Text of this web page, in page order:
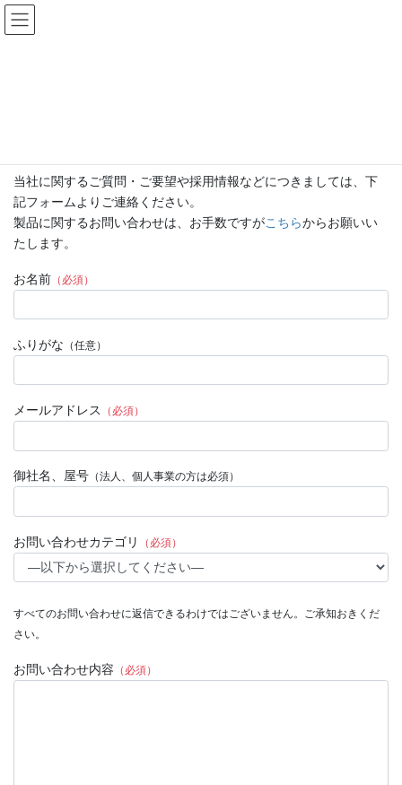
コ
ン
ナ
ビ
当社に関するご質問・ご要望や採用情報などにつきましては、下
記フォームよりご連絡ください。
製品に関するお問い合わせは、お手数ですがこちらからお願いい
たします。
このフィールドは空のままにしてください。
お名前 （必須）
ふりがな （任意）
メールアドレス （必須）
御社名、屋号 （法人、個人事業の方は必須）
お問い合わせカテゴリ （必須）
すべてのお問い合わせに返信できるわけではございません。ご承知おきくだ
さい。
お問い合わせ内容 （必須）